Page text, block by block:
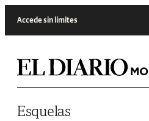
Accede sin límites
Esquelas